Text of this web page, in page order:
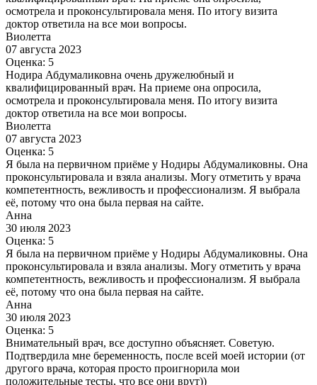
осмотрела и проконсультировала меня. По итогу визита
доктор ответила на все мои вопросы.
Виолетта
07 августа 2023
Оценка: 5
Нодира Абдумаликовна очень дружелюбный и
квалифицированный врач. На приеме она опросила,
осмотрела и проконсультировала меня. По итогу визита
доктор ответила на все мои вопросы.
Виолетта
07 августа 2023
Оценка: 5
Я была на первичном приёме у Нодиры Абдумаликовны. Она
проконсультировала и взяла анализы. Могу отметить у врача
компетентность, вежливость и профессионализм. Я выбрала
её, потому что она была первая на сайте.
Анна
30 июля 2023
Оценка: 5
Я была на первичном приёме у Нодиры Абдумаликовны. Она
проконсультировала и взяла анализы. Могу отметить у врача
компетентность, вежливость и профессионализм. Я выбрала
её, потому что она была первая на сайте.
Анна
30 июля 2023
Оценка: 5
Внимательный врач, все доступно объясняет. Советую.
Подтвердила мне беременность, после всей моей истории (от
другого врача, которая просто проигнорила мои
положительные тесты, что все они врут))